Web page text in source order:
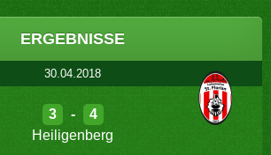
ERGEBNISSE
30.04.2018
3 -
4
Heiligenberg